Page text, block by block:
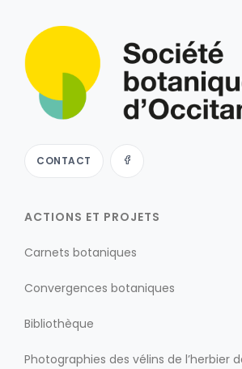
CONTACT
ACTIONS ET PROJETS
Carnets botaniques
Convergences botaniques
Bibliothèque
Photographies des vélins de l’herbier